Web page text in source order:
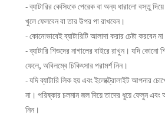
- ব্যাটারির কেসিংকে পেরেক বা অন্য ধারালো বস্তু
খুলে ফেলবেন বা তার উপর পা রাখবেন।
- কোনোভাবেই ব্যাটারিটি আলাদা করার চেষ্টা করবেন
- ব্যাটারি শিশুদের নাগালের বাইরে রাখুন। যদি কোনো
ফেলে, অবিলম্বে চিকিৎসার পরামর্শ নিন।
- যদি ব্যাটারি লিক হয় এবং ইলেক্ট্রোলাইট আপনার
না। পরিষ্কার চলমান জল দিয়ে তাদের ধুয়ে ফেলুন এবং
নিন।